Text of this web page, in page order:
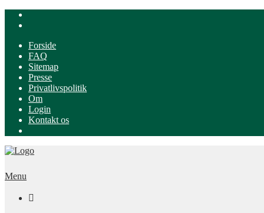
Forside
FAQ
Sitemap
Presse
Privatlivspolitik
Om
Login
Kontakt os
Menu
